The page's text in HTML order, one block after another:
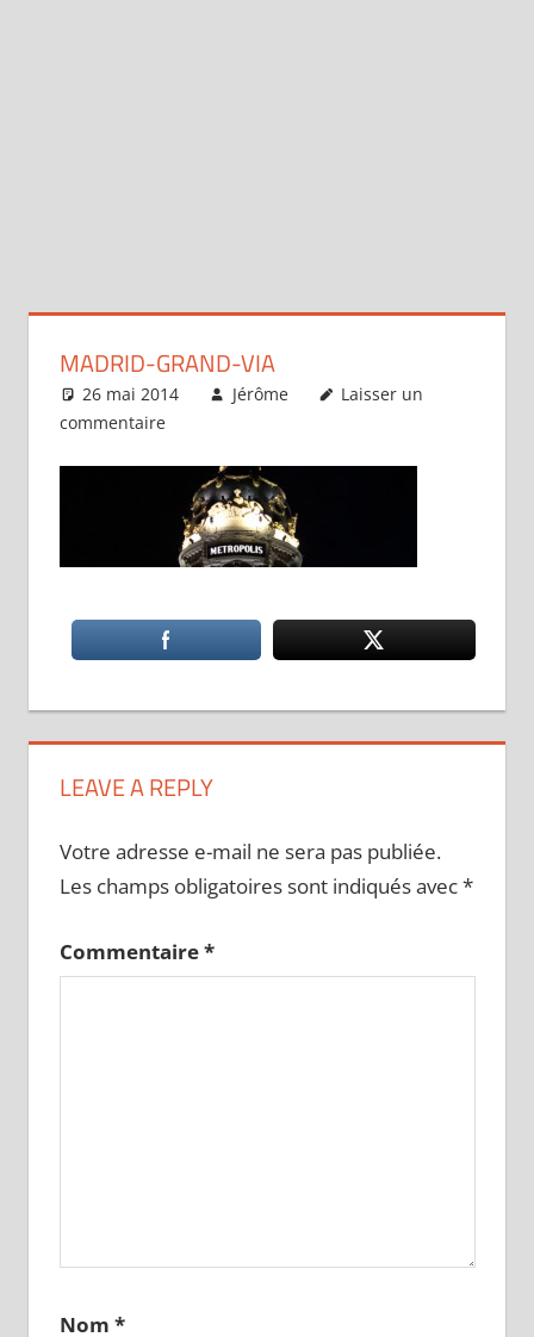
MADRID-GRAND-VIA
26 mai 2014 Jérôme
Laisser un
commentaire
LEAVE A REPLY
Votre adresse e-mail ne sera pas publiée.
Les champs obligatoires sont indiqués avec*
Commentaire*
Nom *